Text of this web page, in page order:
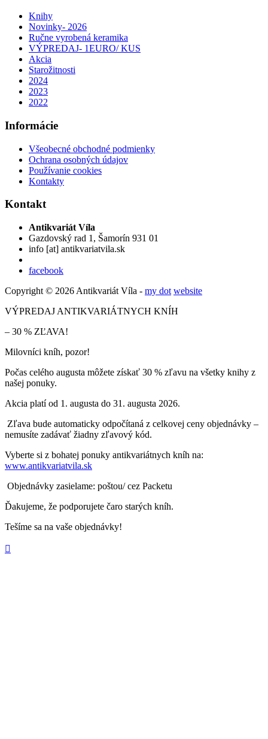
Knihy
Novinky- 2026
Ručne vyrobená keramika
VÝPREDAJ- 1EURO/ KUS
Akcia
Starožitnosti
2024
2023
2022
Informácie
Všeobecné obchodné podmienky
Ochrana osobných údajov
Používanie cookies
Kontakty
Kontakt
Antikvariát Víla
Gazdovský rad 1, Šamorín 931 01
info [at] antikvariatvila.sk
facebook
Copyright © 2026 Antikvariát Víla - my dot website
VÝPREDAJ ANTIKVARIÁTNYCH KNÍH
– 30 % ZĽAVA!
Milovníci kníh, pozor!
Počas celého augusta môžete získať 30 % zľavu na všetky knihy z
našej ponuky.
Akcia platí od 1. augusta do 31. augusta 2026.
Zľava bude automaticky odpočítaná z celkovej ceny objednávky –
nemusíte zadávať žiadny zľavový kód.
Vyberte si z bohatej ponuky antikvariátnych kníh na:
www.antikvariatvila.sk
Objednávky zasielame: poštou/ cez Packetu
Ďakujeme, že podporujete čaro starých kníh.
Tešíme sa na vaše objednávky!
